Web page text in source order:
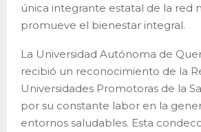
única integrante estatal de la red
promueve el bienestar integral.
La Universidad Autónoma de
recibió un reconocimiento de la
Universidades Promotoras de la
por su constante labor en la
entornos saludables. Esta